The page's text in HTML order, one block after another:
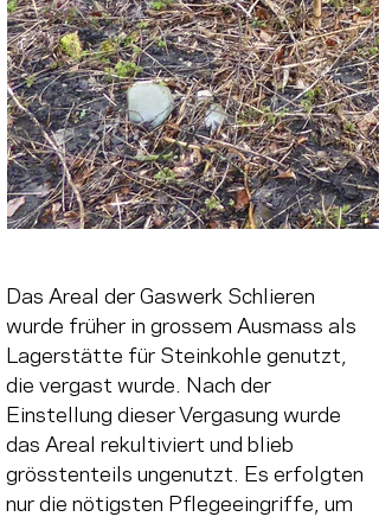
Das Areal der Gaswerk Schlieren
wurde früher in grossem Ausmass als
Lagerstätte für Steinkohle genutzt,
die vergast wurde. Nach der
Einstellung dieser Vergasung wurde
das Areal rekultiviert und blieb
grösstenteils ungenutzt. Es erfolgten
nur die nötigsten Pflegeeingriffe, um